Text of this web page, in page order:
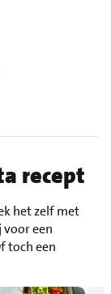
recept
het zelf met
een
toch een